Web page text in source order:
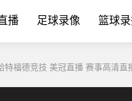
播 足球录像 篮球
特福德竞技 美冠直播 赛事高清直